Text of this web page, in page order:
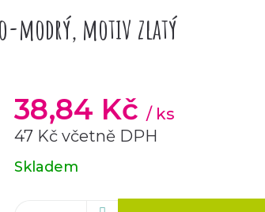
modrý, motiv zlatý
38,84 Kč / ks
47 Kč včetně DPH
Měrná
cena:
Skladem